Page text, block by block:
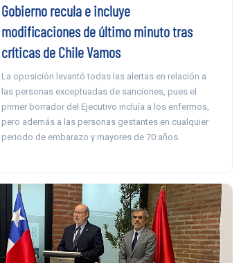
Gobierno recula e incluye
modificaciones de último minuto tras
críticas de Chile Vamos
La oposición levantó todas las alertas en relación a
las personas exceptuadas de sanciones, pues el
primer borrador del Ejecutivo incluía a los enfermos,
pero además a las personas gestantes en cualquier
periodo de embarazo y mayores de 70 años.